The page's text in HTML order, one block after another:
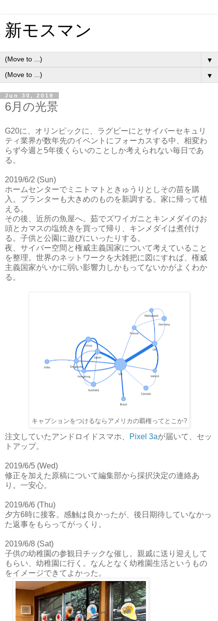
新モスマン
▼
▼
Jun 30, 2019
6月の光景
G20に、オリンピックに、ラグビーにとサイバーセキュリ
ティ業界が数年先のイベントにフォーカスする中、相変わ
らず今週と5年後くらいのことしか考えられない毎日であ
る。
2019/6/2 (Sun)
ホームセンターでミニトマトときゅうりとしその苗を購
入。プランターも大きめのものを新調する。家に帰って植
える。
その後、近所の魚屋へ。茹でズワイガニとキンメダイのお
頭とカマスの塩焼きを買って帰り、キンメダイは煮付け
る。子供と公園に遊びにいったりする。
夜、サイバー空間と権威主義国家について考えていること
を整理。世界のネットワークを大雑把に図にすれば、権威
主義国家がいかに弱い影響力しかもってないかがよくわか
る。
キャプションをつけるならアメリカの覇権ってとこか?
注文していたアンドロイドスマホ、 Pixel 3aが届いて、セッ
トアップ。
2019/6/5 (Wed)
修正を加えた原稿について編集部から採択決定の連絡あ
り。一安心。
2019/6/6 (Thu)
夕方6時に接客。感触は良かったが、後日期待していなかっ
た返事をもらってがっくり。
2019/6/8 (Sat)
子供の幼稚園の参観日チックな催し。親戚に送り迎えして
もらい、幼稚園に行く。なんとなく幼稚園生活というもの
をイメージできてよかった。